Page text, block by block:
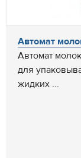
Автомат
Автомат
для
жидких ...